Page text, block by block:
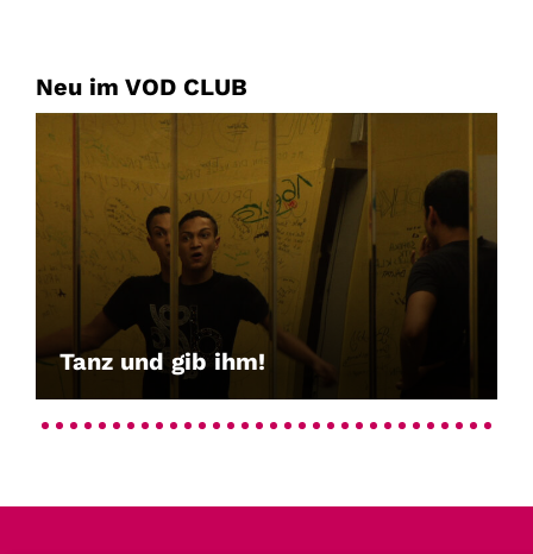
Neu im VOD CLUB
Tanz und gib ihm!